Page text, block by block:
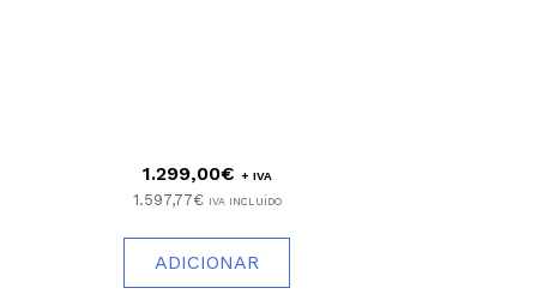
1.299,00€ + IVA
1.597,77€ IVA INCLUÍDO
ADICIONAR